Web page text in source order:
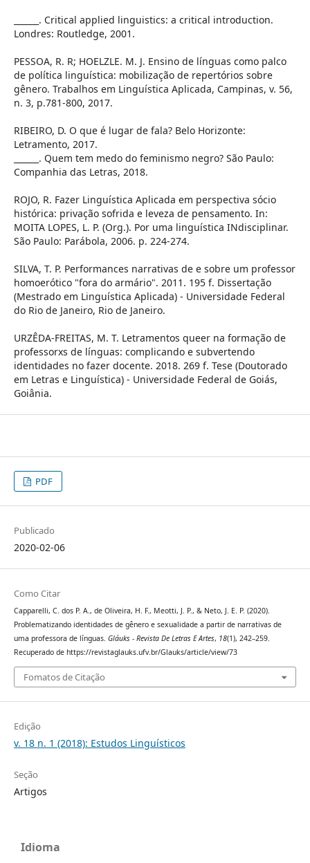
______. Critical applied linguistics: a critical introduction.
Londres: Routledge, 2001.
PESSOA, R. R; HOELZLE. M. J. Ensino de línguas como palco
de política linguística: mobilização de repertórios sobre
gênero. Trabalhos em Linguística Aplicada, Campinas, v. 56,
n. 3, p.781-800, 2017.
RIBEIRO, D. O que é lugar de fala? Belo Horizonte:
Letramento, 2017.
______. Quem tem medo do feminismo negro? São Paulo:
Companhia das Letras, 2018.
ROJO, R. Fazer Linguística Aplicada em perspectiva sócio
histórica: privação sofrida e leveza de pensamento. In:
MOITA LOPES, L. P. (Org.). Por uma linguística INdisciplinar.
São Paulo: Parábola, 2006. p. 224-274.
SILVA, T. P. Performances narrativas de e sobre um professor
homoerótico "fora do armário". 2011. 195 f. Dissertação
(Mestrado em Linguística Aplicada) - Universidade Federal
do Rio de Janeiro, Rio de Janeiro.
URZÊDA-FREITAS, M. T. Letramentos queer na formação de
professorxs de línguas: complicando e subvertendo
identidades no fazer docente. 2018. 269 f. Tese (Doutorado
em Letras e Linguística) - Universidade Federal de Goiás,
Goiânia.
PDF
Publicado
2020-02-06
Como Citar
Capparelli, C. dos P. A., de Oliveira, H. F., Meotti, J. P., & Neto, J. E. P. (2020).
Problematizando identidades de gênero e sexualidade a partir de narrativas de
uma professora de línguas. Gláuks - Revista De Letras E Artes, 18(1), 242–259.
Recuperado de https://revistaglauks.ufv.br/Glauks/article/view/73
Fomatos de Citação
Edição
v. 18 n. 1 (2018): Estudos Linguísticos
Seção
Artigos
Idioma